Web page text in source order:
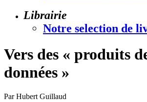
Librairie
Notre selection de
Vers des « produits
données »
Par Hubert Guillaud